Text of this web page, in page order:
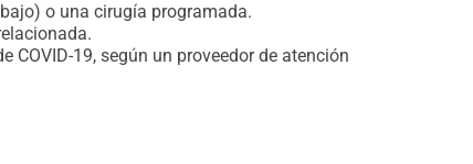
o una cirugía programada.
COVID-19, según un proveedor de atención